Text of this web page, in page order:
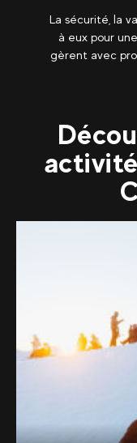
La sécurité, la
à eux pour
gèrent avec